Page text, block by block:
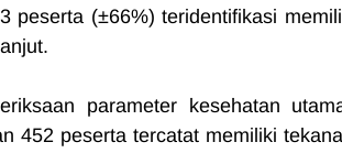
peserta (±66%) teridentifikasi
parameter kesehatan
452 peserta tercatat memiliki